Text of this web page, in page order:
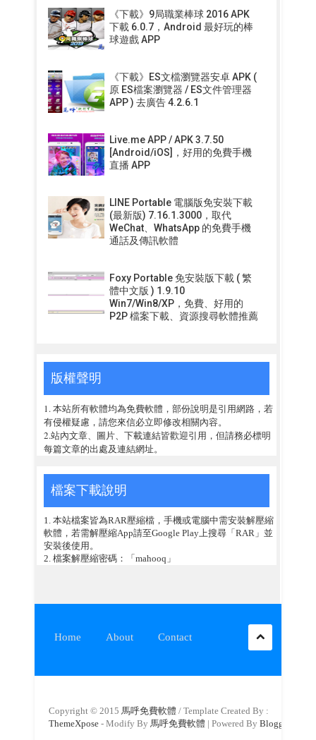
《下載》9局職業棒球 2016 APK
下載 6.0.7，Android 最好玩的棒
球遊戲 APP
《下載》ES文檔瀏覽器安卓 APK (
原 ES檔案瀏覽器 / ES文件管理器
APP ) 去廣告 4.2.6.1
Live.me APP / APK 3.7.50
[Android/iOS]，好用的免費手機
直播 APP
LINE Portable 電腦版免安裝下載
(最新版) 7.16.1.3000，取代
WeChat、WhatsApp 的免費手機
通話及傳訊軟體
Foxy Portable 免安裝版下載 ( 繁
體中文版 ) 1.9.10
Win7/Win8/XP，免費、好用的
P2P 檔案下載、資源搜尋軟體推薦
版權聲明
1. 本站所有軟體均為免費軟體，部份說明是引用網路，若
有侵權疑慮，請您來信必立即修改相關內容。
2.站內文章、圖片、下載連結皆歡迎引用，但請務必標明
每篇文章的出處及連結網址。
檔案下載說明
1. 本站檔案皆為RAR壓縮檔，手機或電腦中需安裝解壓縮
軟體，若需解壓縮App請至Google Play上搜尋「RAR」並
安裝後使用。
2. 檔案解壓縮密碼：「mahooq」
Home About Contact
Copyright © 2015 馬呼免費軟體 / Template Created By :
ThemeXpose - Modify By 馬呼免費軟體 | Powered By Blogger